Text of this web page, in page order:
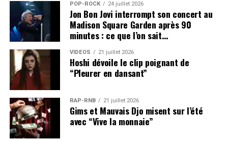
POP-ROCK 24 juillet 2026
Jon Bon Jovi interrompt son concert au
Madison Square Garden après 90
minutes : ce que l’on sait…
VIDEOS 21 juillet 2026
Hoshi dévoile le clip poignant de
“Pleurer en dansant”
RAP-RNB 21 juillet 2026
Gims et Mauvais Djo misent sur l’été
avec “Vive la monnaie”